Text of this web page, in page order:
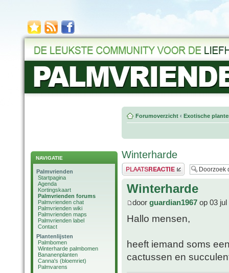
NAVIGATIE
Palmvrienden
Startpagina
Agenda
Kortingskaart
Palmvrienden forums
Palmvrienden chat
Palmvrienden wiki
Palmvrienden maps
Palmvrienden label
Contact
Plantenlijsten
Palmbomen
Winterharde palmbomen
Bananenplanten
Canna's (bloemriet)
Palmvarens
Forumoverzicht ‹ Exotische
Winterharde
Plaats een reactie
Winterharde
door guardian1967 op 03 jul
Hallo mensen,
heeft iemand soms
cactussen en